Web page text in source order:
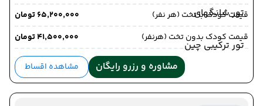
تور شانگهای
تور ترکیبی چین
قیمت کودک با تخت (هر نفر)
۶۵٬۲۰۰٬۰۰۰ تومان
قیمت کودک بدون تخت (هرنفر)
۴۱٬۵۰۰٬۰۰۰ تومان
مشاوره و رزرو رایگان مشاهده اقساط